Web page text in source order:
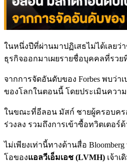
ในหนึ่งปีที่ผ่านมาปฏิเสธไม่ได้เลยว่
ธุรกิจออกมาเผยรายชื่อบุคคลที่รว
จากการจัดอันดับของ Forbes พบว่
ของโลกในตอนนี้ โดยประเมินควา
ในขณะที่อีลอน มัสก์ ชายผู้ครอบคร
ร่วงลง รวมถึงการเข้าซื้อทวิตเตอ
ไม่เพียงเท่านี้ทางด้านสื่อ
โอของแอลวีเอ็มเอช (LVMH) เจ้าเ